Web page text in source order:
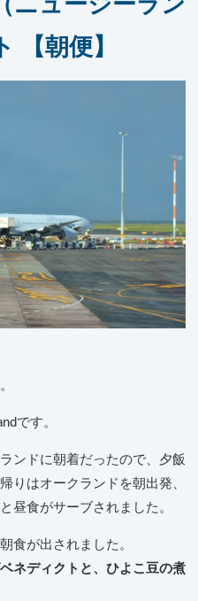
【朝便】
です。
ンドに朝着だったので、夕飯
りはオークランドを朝出発、
昼食がサーブされました。
食が出されました。
ネディクトと、ひよこ豆の煮